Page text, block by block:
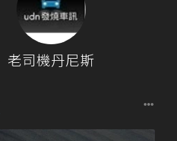
老司機丹尼斯